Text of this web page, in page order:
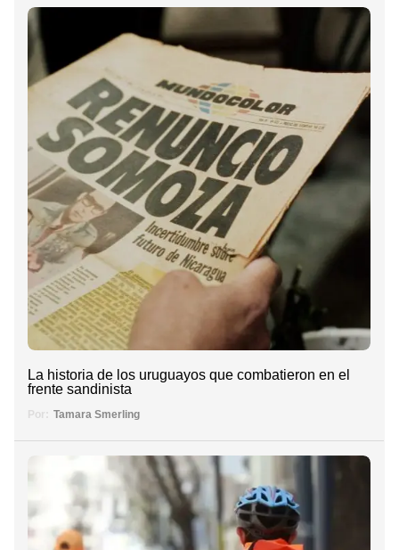
La historia de los uruguayos que combatieron en el
frente sandinista
Por: Tamara Smerling